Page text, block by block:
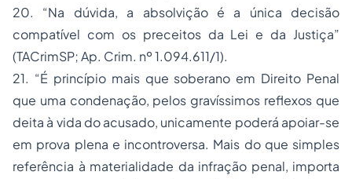
20. “Na dúvida, a absolvição é a única decisão
compatível com os preceitos da Lei e da Justiça”
(TACrimSP;Ap. Crim. nº 1.094.611/1).
21. “É princípio mais que soberano em Direito Penal
que uma condenação, pelos gravíssimos reflexos que
deita à vida do acusado, unicamente poderá apoiar-se
em prova plena e incontroversa. Mais do que simples
referência à materialidade da infração penal, importa